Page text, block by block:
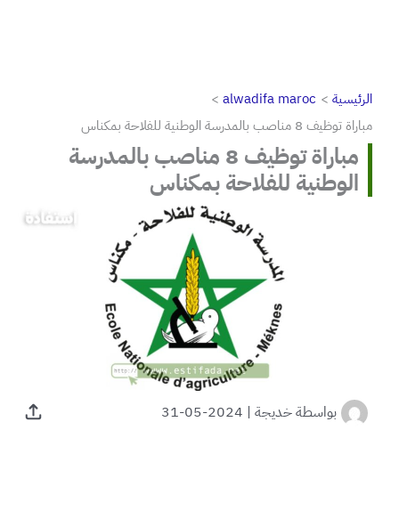
الرئيسية
alwadifa maroc
مباراة توظيف 8 مناصب بالمدرسة الوطنية للفلاحة بمكناس
مباراة توظيف 8 مناصب بالمدرسة
الوطنية للفلاحة بمكناس
بواسطةخديجة |
2024-05-31